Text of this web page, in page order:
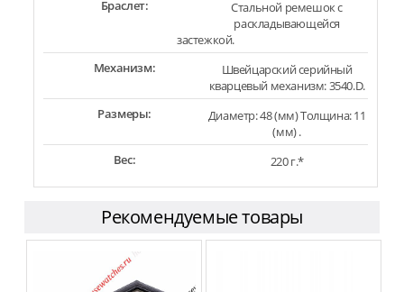
Браслет:
Стальной ремешок с
раскладывающейся
застежкой.
Механизм:
Швейцарский серийный
кварцевый механизм: 3540.D.
Размеры:
Диаметр: 48 (мм) Толщина: 11
(мм) .
Вес:
220 г.*
Рекомендуемые товары